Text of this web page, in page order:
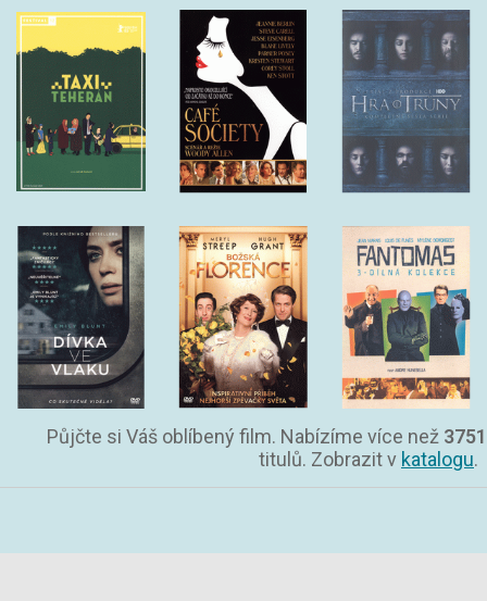
Půjčte si Váš oblíbený film. Nabízíme více než 3751
titulů. Zobrazit v katalogu.